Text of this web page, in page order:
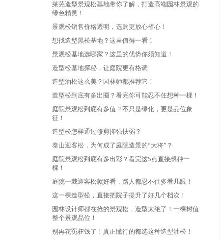
莱芜造型景观松基地带你了解，打造高端园林景观的
绿色精灵！
景观松销售价格透明，选购更放心省心！
想找造型黑松基地？这里值得一看！
景观松基地选哪家？这里的优势你须知道！
造型松基地探秘，让庭院更有格调
造型油松这么美？园林师都推荐它！
造型松到底有多出圈？看完你可能忍不住想种一棵！
庭院景观松到底有多值？不只是绿化，更是品位象
征！
造型松怎样通过修剪抑强扶弱？
泰山迎客松，为何成了庭院造景的“大将”？
庭院景观松到底有多出彩？看完这5点直接想种一
棵！
庭院一栽迎客松就好看，路人都忍不住多看几眼！
这一棵造型松，直接把院子提升了好几个档次！
园林设计师都在抢的景观松，造型太绝了！一棵树值
整个景观品位！
别再花冤枉钱了！真正懂行的都选这种造型油松！